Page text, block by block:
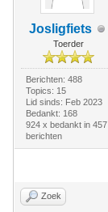
Josligfiets
Toerder
Berichten: 488
Topics: 15
Lid sinds: Feb 2023
Bedankt: 168
924 x bedankt in 457
berichten
Zoek